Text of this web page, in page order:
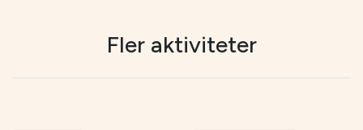
Fler aktiviteter